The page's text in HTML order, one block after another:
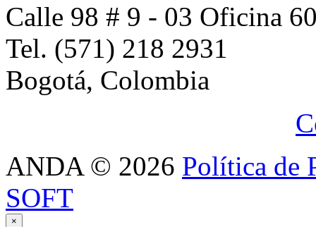
Calle 98 # 9 - 03 Oficina
Tel. (571) 218 2931
Bogotá, Colombia
ANDA © 2026 Política de
SOFT
×